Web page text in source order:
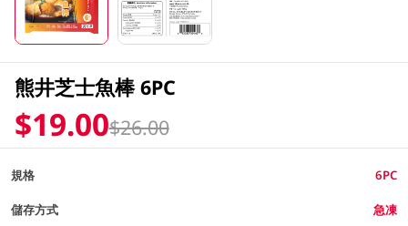
熊井芝士魚棒 6PC
$19.00$26.00
規格 6PC
儲存方式 急凍